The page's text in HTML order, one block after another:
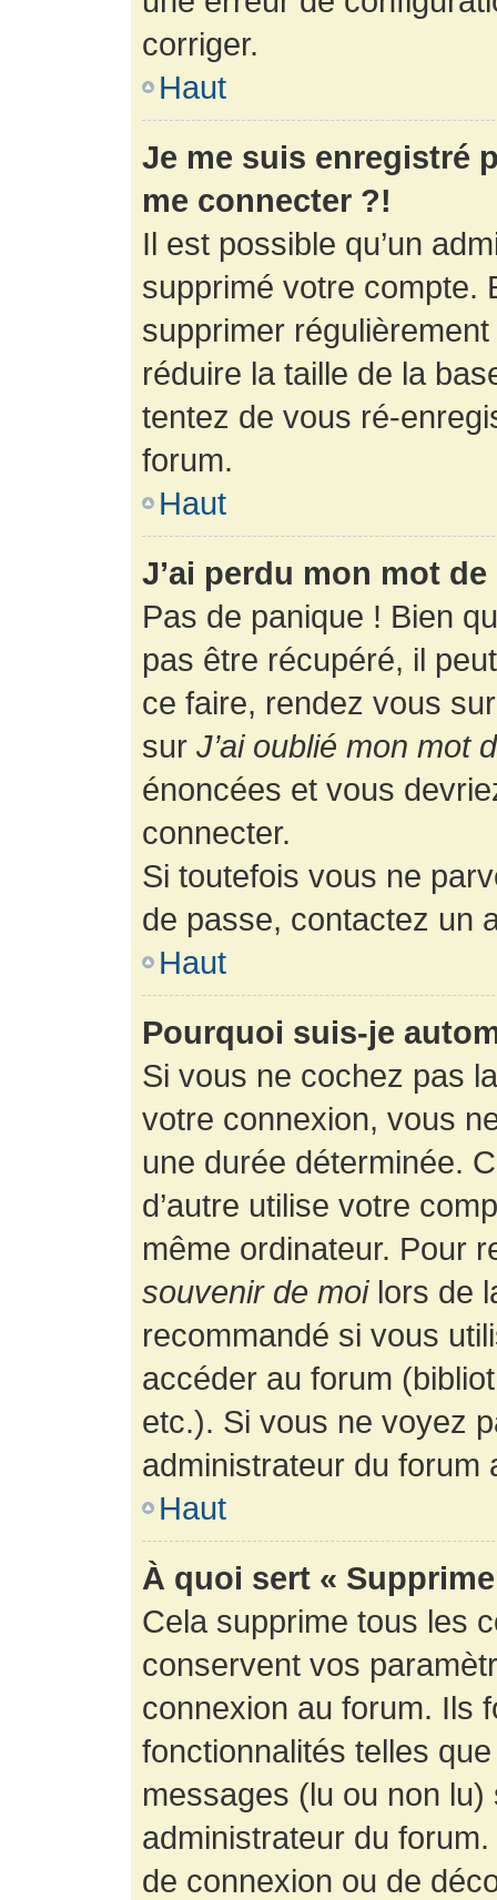
corriger.
Haut
Je me suis enregistré
me connecter ?!
Il est possible qu’un
supprimé votre compte.
supprimer
réduire la taille de la
tentez de vous ré-
forum.
Haut
J’ai perdu mon mot
Pas de panique ! Bien
pas être récupéré, il
ce faire, rendez vous
sur J’ai oublié mon mot
énoncées et vous
connecter.
Si toutefois vous ne
de passe, contactez un
Haut
Pourquoi suis-je
Si vous ne cochez pas
votre connexion, vous
une durée déterminée.
d’autre utilise votre
même ordinateur. Pour
souvenir de moilors de
recommandé si vous
accéder au forum
etc.). Si vous ne voyez
administrateur du forum
Haut
À quoi sert «
Cela supprime tous les
conservent vos
connexion au forum. Ils
fonctionnalités telles
messages (lu ou non
administrateur du
de connexion ou de